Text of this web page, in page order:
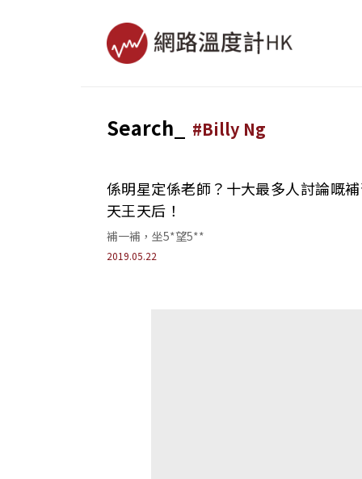
Search_ #Billy Ng
係明星定係老師？十大最多人討論嘅
天王天后！
補一補，坐5*望5**
2019.05.22